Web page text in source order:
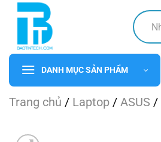
Chuyển
dung
kiếm:
DANH MỤC SẢN PHẨM
Trang chủ / Laptop / ASUS /